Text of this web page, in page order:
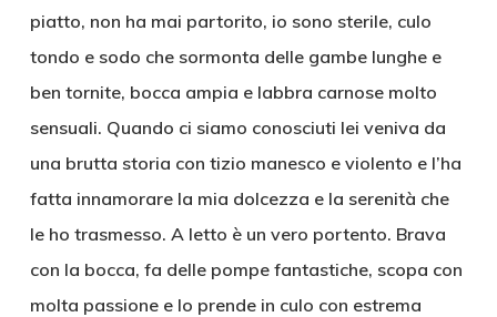
piatto, non ha mai partorito, io sono sterile, culo
tondo e sodo che sormonta delle gambe lunghe e
ben tornite, bocca ampia e labbra carnose molto
sensuali. Quando ci siamo conosciuti lei veniva da
una brutta storia con tizio manesco e violento e l’ha
fatta innamorare la mia dolcezza e la serenità che
le ho trasmesso. A letto è un vero portento. Brava
con la bocca, fa delle pompe fantastiche, scopa con
molta passione e lo prende in culo con estrema